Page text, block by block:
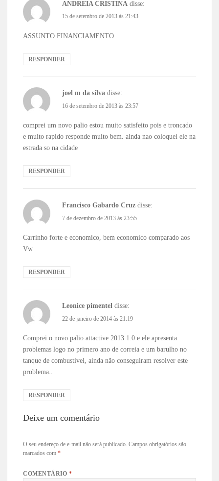
ANDREIA CRISTINA disse:
15 de setembro de 2013 às 21:43
ASSUNTO FINANCIAMENTO
RESPONDER
joel m da silva disse:
16 de setembro de 2013 às 23:57
comprei um novo palio estou muito satisfeito pois e troncado
e muito rapido responde muito bem. ainda nao coloquei ele na
estrada so na cidade
RESPONDER
Francisco Gabardo Cruz disse:
7 de dezembro de 2013 às 23:55
Carrinho forte e economico, bem economico comparado aos
Vw
RESPONDER
Leonice pimentel disse:
22 de janeiro de 2014 às 21:19
Comprei o novo palio attactive 2013 1.0 e ele apresenta
problemas logo no primero ano de correia e um barulho no
tanque de combustível, ainda não conseguiram resolver este
problema..
RESPONDER
Deixe um comentário
O seu endereço de e-mail não será publicado. Campos obrigatórios são
marcados com*
COMENTÁRIO*